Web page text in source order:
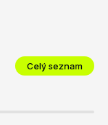
Celý seznam